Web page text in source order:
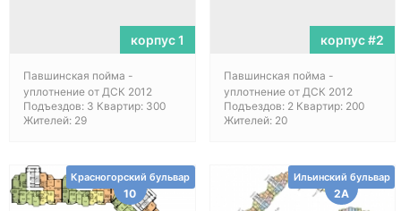
корпус 1
Павшинская пойма -
уплотнение от ДСК 2012
Подъездов: 3 Квартир: 300
Жителей: 29
корпус #2
Павшинская пойма -
уплотнение от ДСК 2012
Подъездов: 2 Квартир: 200
Жителей: 20
Красногорский бульвар
10
Ильинский бульвар
2А